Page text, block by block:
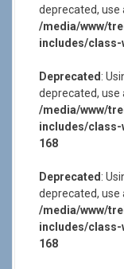
deprecated, use
/media/www/
includes/class-
Deprecated :
deprecated, use
/media/www/
includes/
168
Deprecated :
deprecated, use
/media/www/
includes/
168